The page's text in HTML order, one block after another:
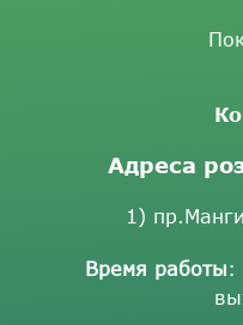
Адреса
1)
Время работы: